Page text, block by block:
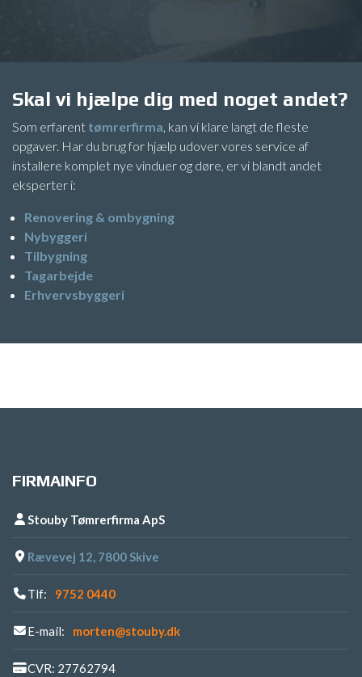
Skal vi hjælpe dig med noget andet?
​Som erfarent tømrerfirma, kan vi klare langt de fleste
opgaver. Har du brug for hjælp udover vores service af
installere komplet nye vinduer og døre, er vi blandt andet
eksperter i:
Renovering & ombygning
Nybyggeri
Tilbygning
Tagarbejde
Erhvervsbyggeri
FIRMAINFO
Stouby Tømrerfirma ApS
Rævevej 12, 7800 Skive
Tlf: 9752 0440
E-mail: morten@stouby.dk
CVR: 27762794